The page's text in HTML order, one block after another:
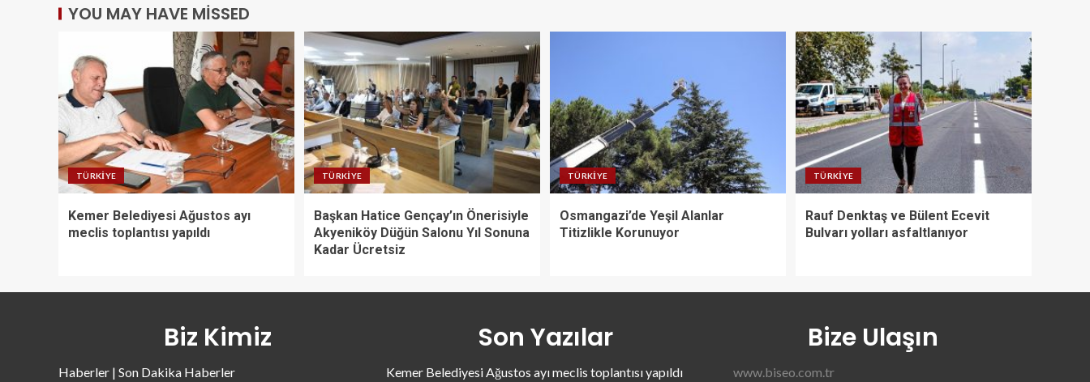
YOU MAY HAVE MISSED
TÜRKIYE
Kemer Belediyesi Ağustos ayı
meclis toplantısı yapıldı
TÜRKIYE
Başkan Hatice Gençay’ın Önerisiyle
Akyeniköy Düğün Salonu Yıl Sonuna
Kadar Ücretsiz
TÜRKIYE
Osmangazi’de Yeşil Alanlar
Titizlikle Korunuyor
TÜRKIYE
Rauf Denktaş ve Bülent Ecevit
Bulvarı yolları asfaltlanıyor
Biz Kimiz
Haberler | Son Dakika Haberler
Son Yazılar
Kemer Belediyesi Ağustos ayı meclis toplantısı yapıldı
Bize Ulaşın
www.biseo.com.tr